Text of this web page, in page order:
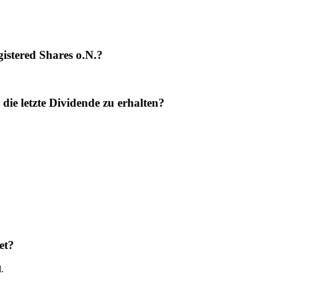
Shares o.N.?
letzte Dividende zu erhalten?